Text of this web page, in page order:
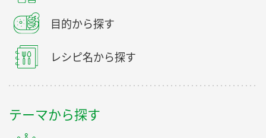
目的から探す
レシピ名から探す
テーマから探す